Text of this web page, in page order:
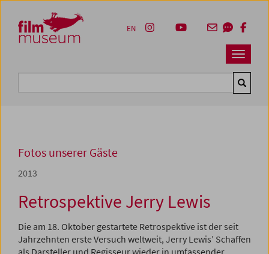
Zum Inhalt
Zum Hauptmenü
Zur Servicenavigation
Zum Suche
Navbar
EN
Fotos unserer Gäste
2013
Retrospektive Jerry Lewis
Die am 18. Oktober gestartete Retrospektive ist der seit
Jahrzehnten erste Versuch weltweit, Jerry Lewis’ Schaffen